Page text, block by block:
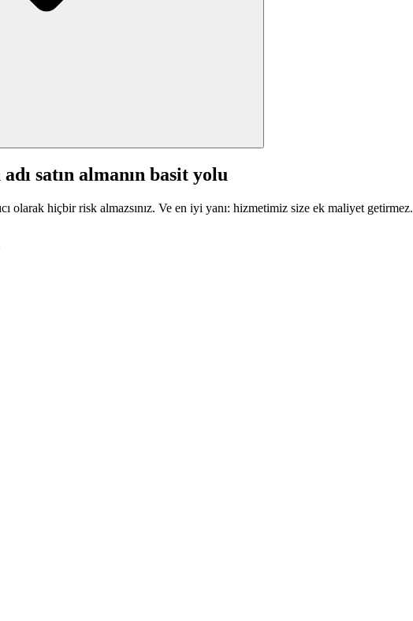
satın almanın basit yolu
olarak hiçbir risk almazsınız. Ve en iyi yanı: hizmetimiz size ek maliyet getirmez.